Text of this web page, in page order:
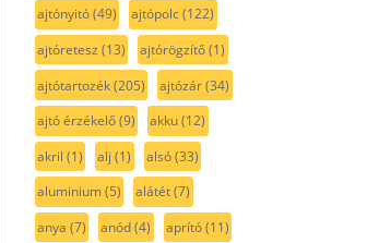
ajtónyitó(49) ajtópolc(122)
ajtóretesz (13) ajtórögzítő(1)
ajtótartozék(205) ajtózár(34)
ajtó érzékelő(9) akku(12)
akril (1) alj (1) alsó(33)
aluminium(5) alátét(7)
anya (7) anód(4) aprító(11)